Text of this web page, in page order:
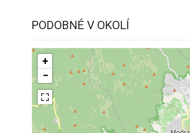
PODOBNÉ V OKOLÍ
+
−